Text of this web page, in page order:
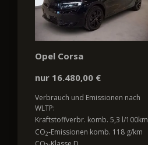
Opel Corsa
nur 16.480,00 €
Verbrauch und Emissionen nach
WLTP:
Kraftstoffverbr. komb. 5,3 l/100km
CO2-Emissionen komb. 118 g/km